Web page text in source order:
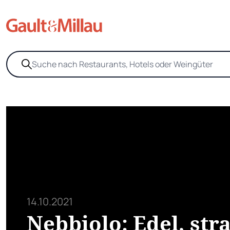
14.10.2021
Nebbiolo: Edel,